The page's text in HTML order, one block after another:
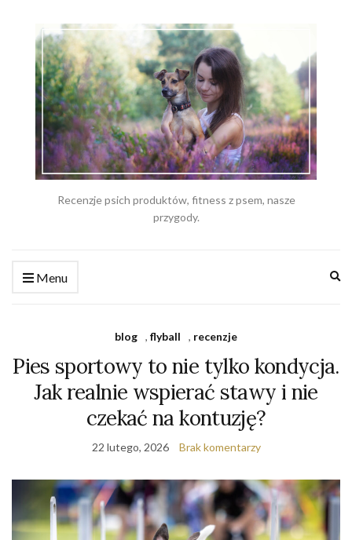
Recenzje psich produktów, fitness z psem, nasze
przygody.
Menu
blog , flyball , recenzje
Pies sportowy to nie tylko kondycja.
Jak realnie wspierać stawy i nie
czekać na kontuzję?
22 lutego, 2026 Brak komentarzy